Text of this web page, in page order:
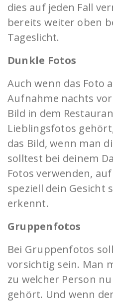
dies auf jeden Fall
bereits weiter oben
Tageslicht.
Dunkle Fotos
Auch wenn das Foto
Aufnahme nachts
Bild in dem
Lieblingsfotos
das Bild, wenn man
solltest bei deinem
Fotos verwenden,
speziell dein Gesicht
erkennt.
Gruppenfotos
Bei Gruppenfotos
vorsichtig sein. Man
zu welcher Person
gehört. Und wenn